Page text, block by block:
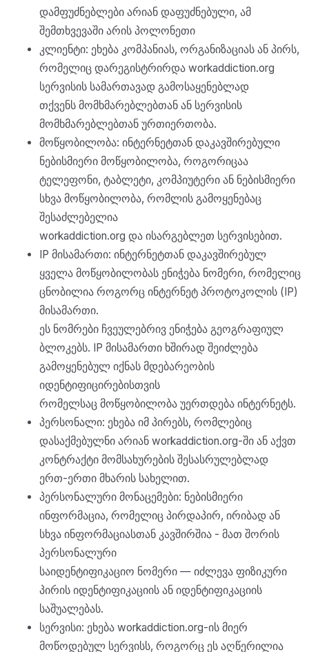
დამფუძნებლები არიან დაფუძნებული, ამ
შემთხვევაში არის პოლონეთი
კლიენტი: ეხება კომპანიას, ორგანიზაციას ან პირს,
რომელიც დარეგისტრირდა workaddiction.org
სერვისის სამართავად გამოსაყენებლად
თქვენს მომხმარებლებთან ან სერვისის
მომხმარებლებთან ურთიერთობა.
მოწყობილობა: ინტერნეტთან დაკავშირებული
ნებისმიერი მოწყობილობა, როგორიცაა
ტელეფონი, ტაბლეტი, კომპიუტერი ან ნებისმიერი
სხვა მოწყობილობა, რომლის გამოყენებაც
შესაძლებელია
workaddiction.org და ისარგებლეთ სერვისებით.
IP მისამართი: ინტერნეტთან დაკავშირებულ
ყველა მოწყობილობას ენიჭება ნომერი, რომელიც
ცნობილია როგორც ინტერნეტ პროტოკოლის (IP)
მისამართი.
ეს ნომრები ჩვეულებრივ ენიჭება გეოგრაფიულ
ბლოკებს. IP მისამართი ხშირად შეიძლება
გამოყენებულ იქნას მდებარეობის
იდენტიფიცირებისთვის
რომელსაც მოწყობილობა უერთდება ინტერნეტს.
პერსონალი: ეხება იმ პირებს, რომლებიც
დასაქმებულნი არიან workaddiction.org-ში ან აქვთ
კონტრაქტი მომსახურების შესასრულებლად
ერთ-ერთი მხარის სახელით.
პერსონალური მონაცემები: ნებისმიერი
ინფორმაცია, რომელიც პირდაპირ, ირიბად ან
სხვა ინფორმაციასთან კავშირშია - მათ შორის
პერსონალური
საიდენტიფიკაციო ნომერი — იძლევა ფიზიკური
პირის იდენტიფიკაციის ან იდენტიფიკაციის
საშუალებას.
სერვისი: ეხება workaddiction.org-ის მიერ
მოწოდებულ სერვისს, როგორც ეს აღწერილია